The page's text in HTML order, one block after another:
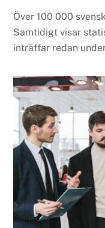
Över 100 000
Samtidigt visar
inträffar redan